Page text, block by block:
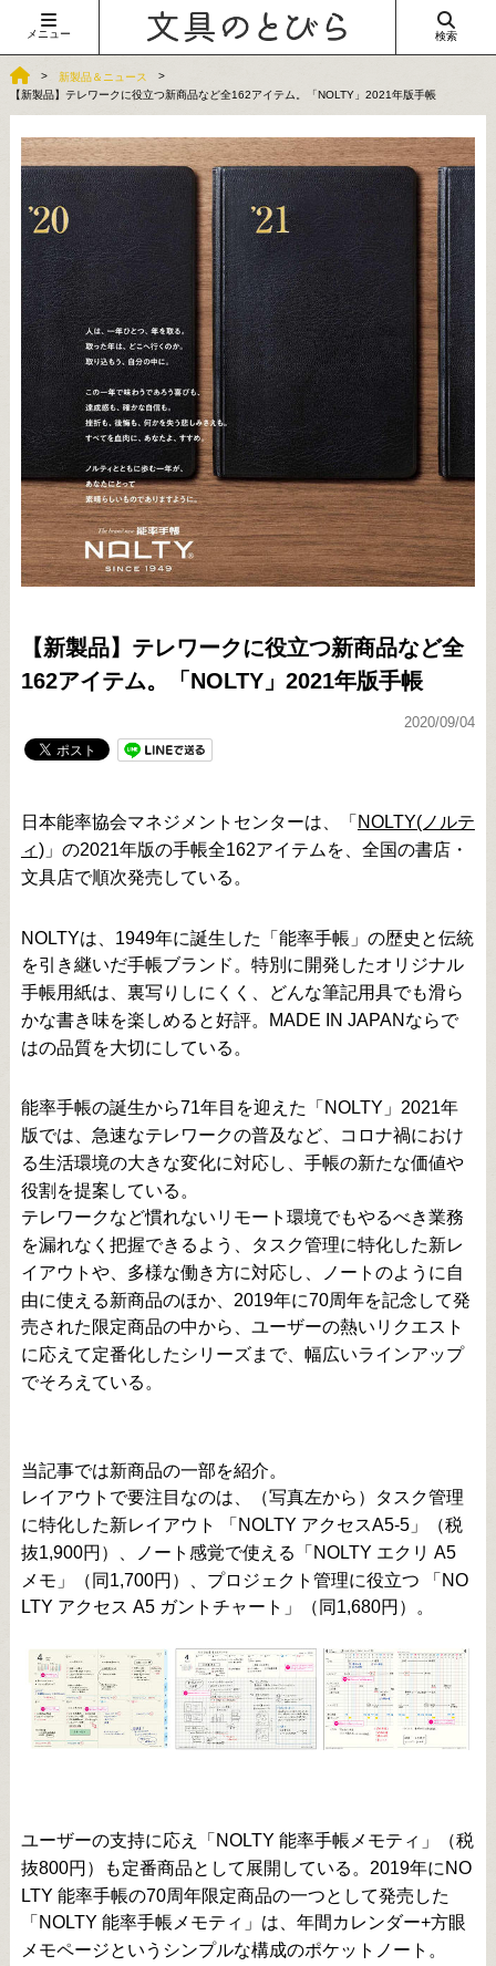
メニュー 検索
新製品＆ニュース
【新製品】テレワークに役立つ新商品など全162アイテム。「NOLTY」2021年版手帳
【新製品】テレワークに役立つ新商品など全
162アイテム。「NOLTY」2021年版手帳
2020/09/04
日本能率協会マネジメントセンターは、「 NOLTY(ノルテ
ィ)」の2021年版の手帳全162アイテムを、全国の書店・
文具店で順次発売している。
NOLTYは、1949年に誕生した「能率手帳」の歴史と伝統
を引き継いだ手帳ブランド。特別に開発したオリジナル
手帳用紙は、裏写りしにくく、どんな筆記用具でも滑ら
かな書き味を楽しめると好評。MADE IN JAPANならで
はの品質を大切にしている。
能率手帳の誕生から71年目を迎えた「NOLTY」2021年
版では、急速なテレワークの普及など、コロナ禍におけ
る生活環境の大きな変化に対応し、手帳の新たな価値や
役割を提案している。
テレワークなど慣れないリモート環境でもやるべき業務
を漏れなく把握できるよう、タスク管理に特化した新レ
イアウトや、多様な働き方に対応し、ノートのように自
由に使える新商品のほか、2019年に70周年を記念して発
売された限定商品の中から、ユーザーの熱いリクエスト
に応えて定番化したシリーズまで、幅広いラインアップ
でそろえている。
当記事では新商品の一部を紹介。
レイアウトで要注目なのは、（写真左から）タスク管理
に特化した新レイアウト 「NOLTY アクセスA5-5」（税
抜1,900円）、ノート感覚で使える「NOLTY エクリ A5
メモ」（同1,700円）、プロジェクト管理に役立つ 「NO
LTY アクセス A5 ガントチャート」（同1,680円）。
ユーザーの支持に応え「NOLTY 能率手帳メモティ」（税
抜800円）も定番商品として展開している。2019年にNO
LTY 能率手帳の70周年限定商品の一つとして発売した
「NOLTY 能率手帳メモティ」は、年間カレンダー+方眼
メモページというシンプルな構成のポケットノート。